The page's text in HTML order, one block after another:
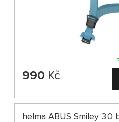
990 Kč
helma ABUS Smiley 3.0